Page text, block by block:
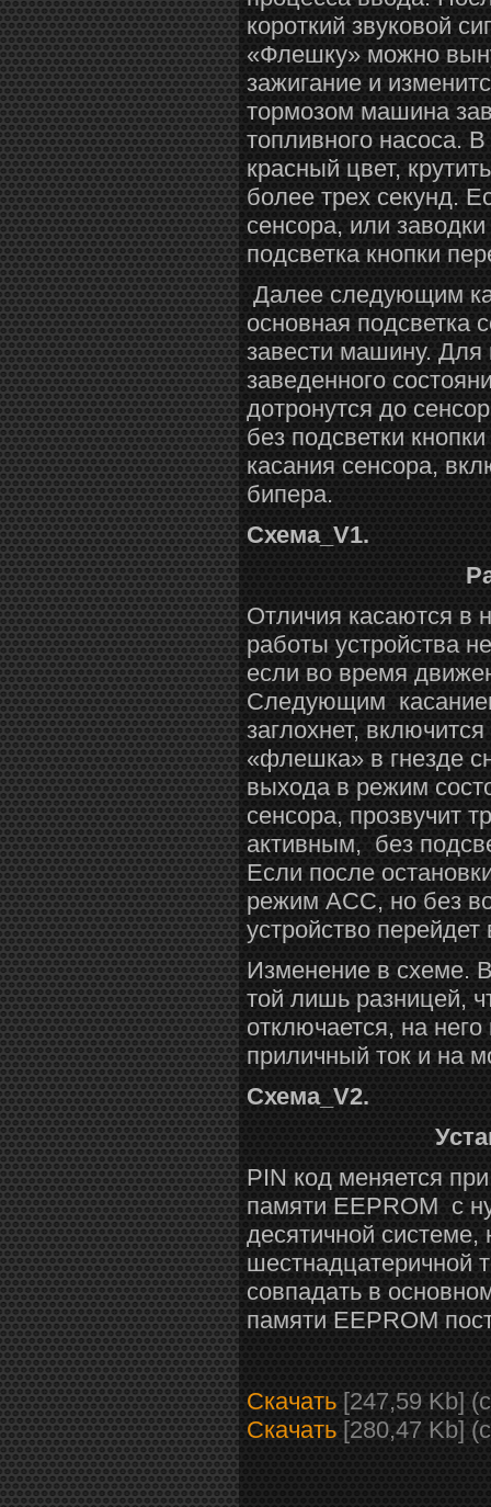
короткий звуковой
«Флешку» можно
зажигание и
тормозом машина
топливного насоса.
красный цвет,
более трех секунд.
сенсора, или
подсветка кнопки
Далее следующим
основная подсветка
завести машину.
заведенного
дотронутся до
без подсветки
касания сенсора,
бипера.
Схема_ V1.
Отличия касаются в
работы устройства
если во время
Следующим
заглохнет,
«флешка» в гнезде
выхода в режим
сенсора, прозвучит
активным, без
Если после
режим АСС, но без
устройство
Изменение в схеме.
той лишь разницей,
отключается, на
приличный ток и на
Схема_ V2.
PIN код меняется
памяти EEPROM с
десятичной системе,
шестнадцатеричной
совпадать в
памяти EEPROM
Скачать [247,59 Kb]
Скачать [280,47 Kb]